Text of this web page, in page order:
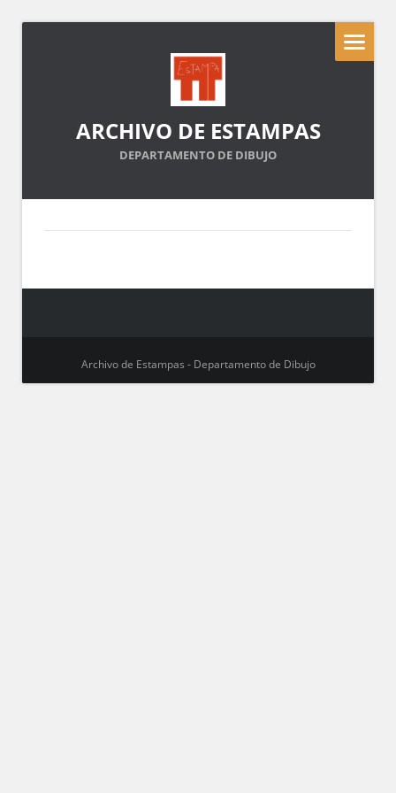
ARCHIVO DE ESTAMPAS
DEPARTAMENTO DE DIBUJO
Archivo de Estampas - Departamento de Dibujo